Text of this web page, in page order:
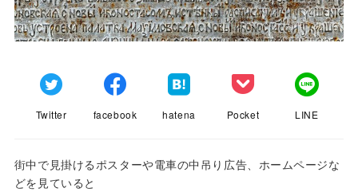
Twitter facebook hatena Pocket LINE
街中で見掛けるポスターや電車の中吊り広告、ホームページな
どを見ていると